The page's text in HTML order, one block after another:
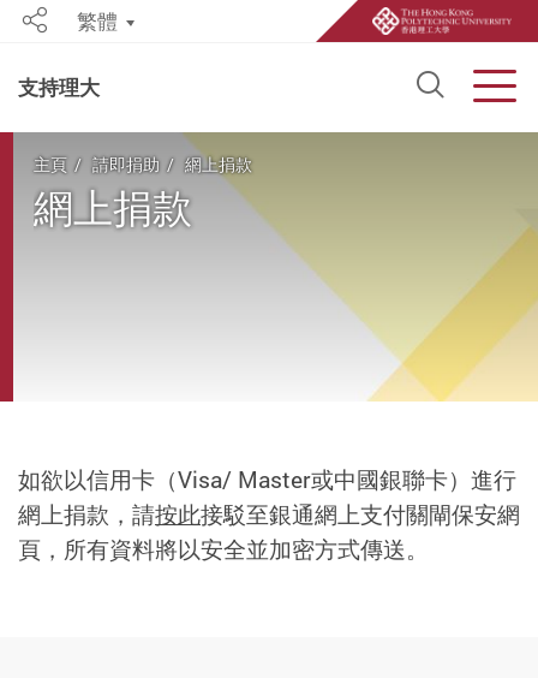
支持理大 Open
Share繁體
Start main content
主頁 請即捐助 網上捐款
網上捐款
如欲以信用卡（Visa/ Master或中國銀聯卡）進行
網上捐款，請按此接駁至銀通網上支付關閘保安網
頁，所有資料將以安全並加密方式傳送。